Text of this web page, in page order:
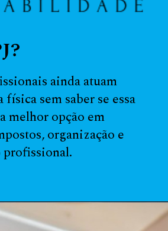
ainda atuam
física sem saber se essa
melhor opção em
organização e